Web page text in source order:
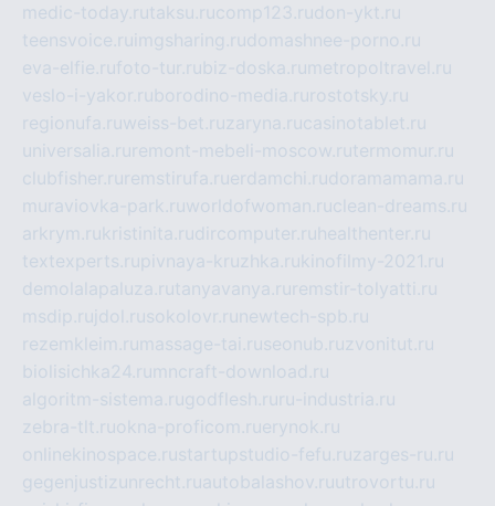
medic-today.rutaksu.rucomp123.rudon-ykt.ru
teensvoice.ru imgsharing.rudomashnee-porno.ru
eva-elfie.rufoto-tur.rubiz-doska.ru metropoltravel.ru
veslo-i-yakor.ruborodino-media.ru rostotsky.ru
regionufa.ruweiss-bet.ruzaryna.rucasinotablet.ru
universalia.ru remont-mebeli-moscow.rutermomur.ru
clubfisher.ru remstirufa.ruerdamchi.rudoramamama.ru
muraviovka-park.ruworldofwoman.ruclean-dreams.ru
arkrym.rukristinita.rudircomputer.ru healthenter.ru
textexperts.rupivnaya-kruzhka.rukinofilmy-2021.ru
demolalapaluza.rutanyavanya.ru remstir-tolyatti.ru
msdip.ru jdol.rusokolovr.ru newtech-spb.ru
rezemkleim.ru massage-tai.ruseonub.ruzvonitut.ru
biolisichka24.ru mncraft-download.ru
algoritm-sistema.rugodflesh.ru ru-industria.ru
zebra-tlt.ruokna-proficom.ruerynok.ru
onlinekinospace.rustartupstudio-fefu.ruzarges-ru.ru
gegenjustizunrecht.ruautobalashov.ruutrovortu.ru